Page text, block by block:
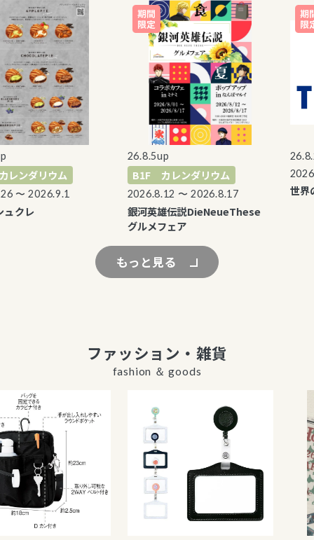
ダリウム
2026.9.1
レ
26.8.5up
B1F カレンダリウム
2026.8.12 〜 2026.8.17
銀河英雄伝説DieNeueThese
グルメフェア
世界
もっと見る
ファッション・雑貨
fashion ＆ goods